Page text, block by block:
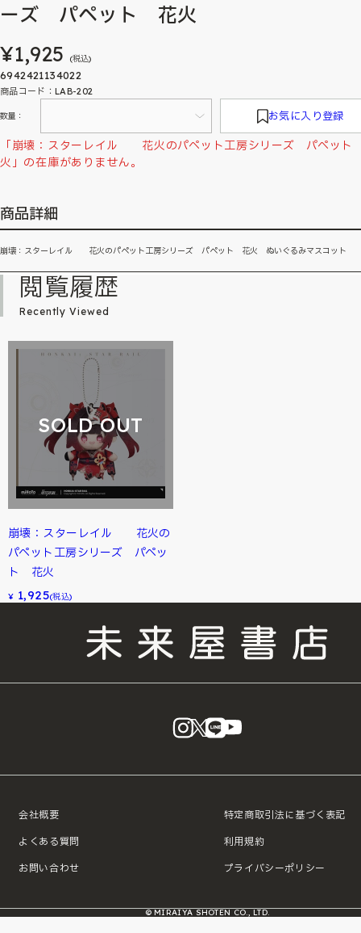
ーズ パペット 花火
¥1,925 (税込)
6942421134022
商品コード：LAB-202
数量： お気に入り登録
「崩壊：スターレイル 花火のパペット工房シリーズ パペッ
火」の在庫がありません。
商品詳細
崩壊：スターレイル 花火のパペット工房シリーズ パペット 花火 ぬいぐるみマスコット
閲覧履歴
Recently Viewed
SOLD OUT
崩壊：スターレイル 花火の
パペット工房シリーズ パペッ
ト 花火
¥ 1,925(税込)
instagram
X LINE
会社概要
よくある質問
お問い合わせ
特定商取引法に基づく表記
利用規約
プライバシーポリシー
© MIRAIYA SHOTEN CO., LTD.